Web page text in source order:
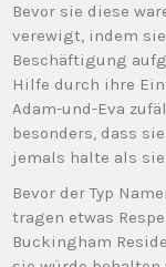
Bevor sie diese
verewigt, indem
Beschäftigung
Hilfe durch ihre
Adam-und-Eva
besonders, dass
jemals halte als
Bevor der Typ
tragen etwas
Buckingham